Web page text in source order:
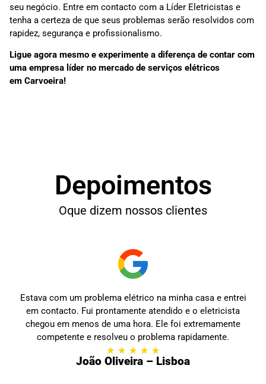
seu negócio. Entre em contacto com a Líder Eletricistas e
tenha a certeza de que seus problemas serão resolvidos com
rapidez, segurança e profissionalismo.
Ligue agora mesmo e experimente a diferença de contar com
uma empresa líder no mercado de serviços elétricos
em Carvoeira!
Depoimentos
Oque dizem nossos clientes
Estava com um problema elétrico na minha casa e entrei
em contacto. Fui prontamente atendido e o eletricista
chegou em menos de uma hora. Ele foi extremamente
competente e resolveu o problema rapidamente.
★ ★ ★ ★ ★
João Oliveira – Lisboa